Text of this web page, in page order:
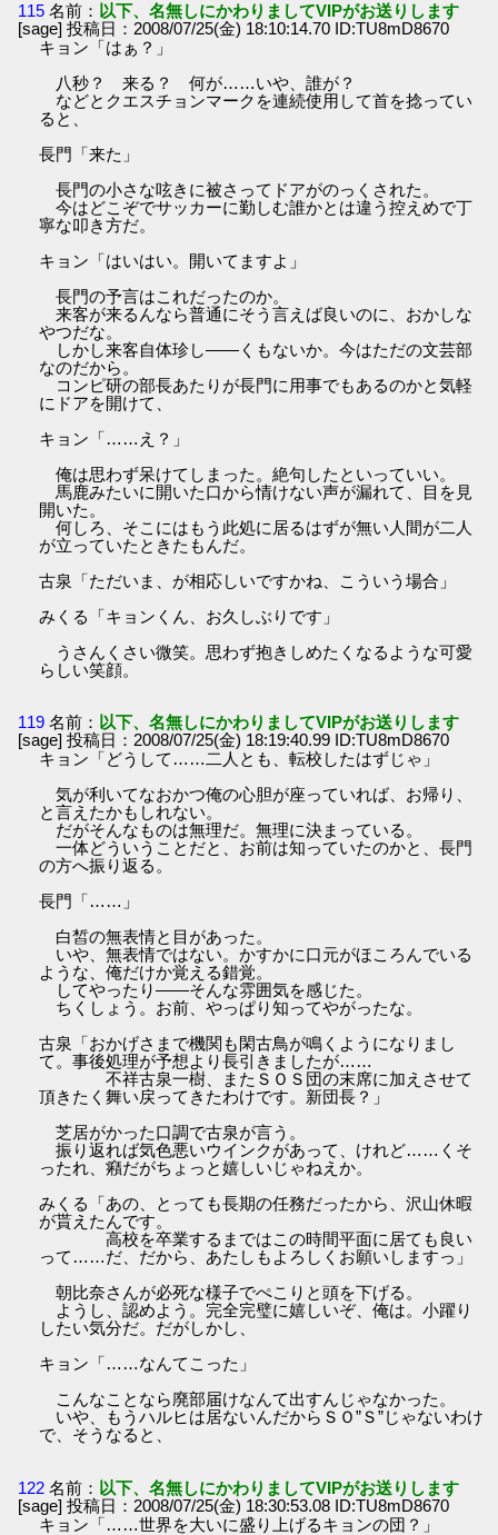
115 名前： 以下、名無しにかわりましてVIPがお送りします
[sage] 投稿日：2008/07/25(金) 18:10:14.70 ID:TU8mD8670
キョン「はぁ？」
八秒？ 来る？ 何が……いや、誰が？
などとクエスチョンマークを連続使用して首を捻ってい
ると、
長門「来た」
長門の小さな呟きに被さってドアがのっくされた。
今はどこぞでサッカーに勤しむ誰かとは違う控えめで丁
寧な叩き方だ。
キョン「はいはい。開いてますよ」
長門の予言はこれだったのか。
来客が来るんなら普通にそう言えば良いのに、おかしな
やつだな。
しかし来客自体珍し――くもないか。今はただの文芸部
なのだから。
コンピ研の部長あたりが長門に用事でもあるのかと気軽
にドアを開けて、
キョン「……え？」
俺は思わず呆けてしまった。絶句したといっていい。
馬鹿みたいに開いた口から情けない声が漏れて、目を見
開いた。
何しろ、そこにはもう此処に居るはずが無い人間が二人
が立っていたときたもんだ。
古泉「ただいま、が相応しいですかね、こういう場合」
みくる「キョンくん、お久しぶりです」
うさんくさい微笑。思わず抱きしめたくなるような可愛
らしい笑顔。
119 名前： 以下、名無しにかわりましてVIPがお送りします
[sage] 投稿日：2008/07/25(金) 18:19:40.99 ID:TU8mD8670
キョン「どうして……二人とも、転校したはずじゃ」
気が利いてなおかつ俺の心胆が座っていれば、お帰り、
と言えたかもしれない。
だがそんなものは無理だ。無理に決まっている。
一体どういうことだと、お前は知っていたのかと、長門
の方へ振り返る。
長門「……」
白皙の無表情と目があった。
いや、無表情ではない。かすかに口元がほころんでいる
ような、俺だけか覚える錯覚。
してやったり――そんな雰囲気を感じた。
ちくしょう。お前、やっぱり知ってやがったな。
古泉「おかげさまで機関も閑古鳥が鳴くようになりまし
て。事後処理が予想より長引きましたが……
不祥古泉一樹、またＳＯＳ団の末席に加えさせて
頂きたく舞い戻ってきたわけです。新団長？」
芝居がかった口調で古泉が言う。
振り返れば気色悪いウインクがあって、けれど……くそ
ったれ、癪だがちょっと嬉しいじゃねえか。
みくる「あの、とっても長期の任務だったから、沢山休暇
が貰えたんです。
高校を卒業するまではこの時間平面に居ても良い
って……だ、だから、あたしもよろしくお願いしますっ」
朝比奈さんが必死な様子でぺこりと頭を下げる。
ようし、認めよう。完全完璧に嬉しいぞ、俺は。小躍り
したい気分だ。だがしかし、
キョン「……なんてこった」
こんなことなら廃部届けなんて出すんじゃなかった。
いや、もうハルヒは居ないんだからＳＯ”Ｓ”じゃないわけ
で、そうなると、
122 名前： 以下、名無しにかわりましてVIPがお送りします
[sage] 投稿日：2008/07/25(金) 18:30:53.08 ID:TU8mD8670
キョン「……世界を大いに盛り上げるキョンの団？」